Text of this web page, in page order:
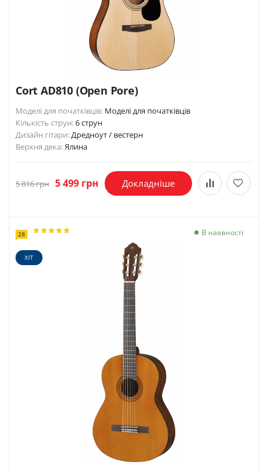
Cort AD810 (Open Pore)
Моделі для початківців: Моделі для початківців
Кількість струн:6 струн
Дизайн гітари:Дредноут / вестерн
Верхня дека:Ялина
5 816 грн 5 499 грн Докладніше
28 В наявності
ХІТ